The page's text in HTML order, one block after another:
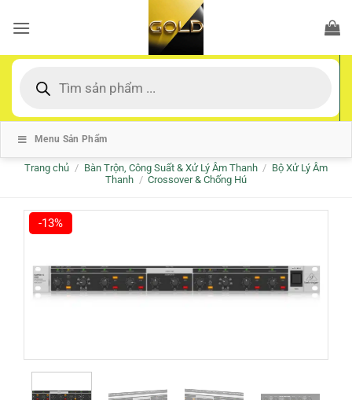
qua
dung
kiếm
Menu Sản Phẩm
Trang chủ / Bàn Trộn, Công Suất & Xử Lý Âm Thanh / Bộ Xử Lý Âm
Thanh / Crossover & Chống Hú
-13%